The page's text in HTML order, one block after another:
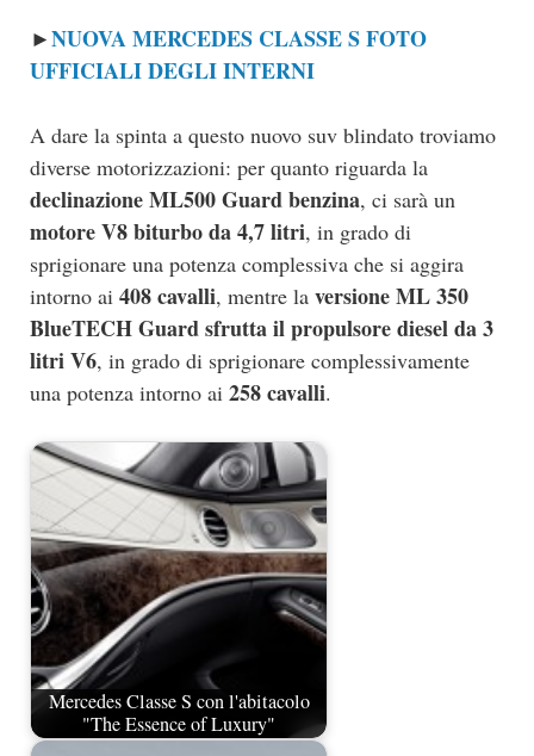
►NUOVA MERCEDES CLASSE S FOTO
UFFICIALI DEGLI INTERNI
A dare la spinta a questo nuovo suv blindato troviamo
diverse motorizzazioni: per quanto riguarda la
declinazione ML500 Guard benzina, ci sarà un
motore V8 biturbo da 4,7 litri, in grado di
sprigionare una potenza complessiva che si aggira
intorno ai 408 cavalli, mentre la versione ML 350
BlueTECH Guard sfrutta il propulsore diesel da 3
litri V6, in grado di sprigionare complessivamente
una potenza intorno ai 258 cavalli.
Mercedes Classe S con l'abitacolo
"The Essence of Luxury"